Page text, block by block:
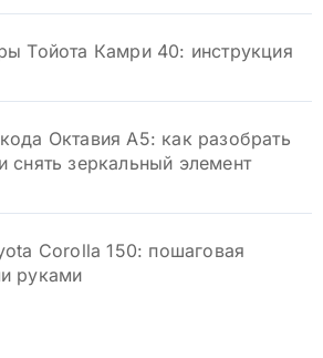
Тойота Камри 40: инструкция
Октавия А5: как разобрать
снять зеркальный элемент
Corolla 150: пошаговая
руками